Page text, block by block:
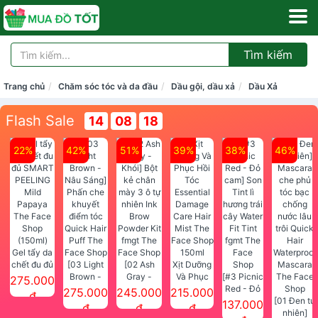
Tìm kiếm
Trang chủ Chăm sóc tóc và da đầu Dầu gội, dầu xả Dầu Xả
Flash Sale 14 08 17
22%
Gel tẩy da
chết đu đủ
SMART
PEELING
275.000
đ
42%
[03 Light
Brown -
Nâu Sáng]
Phấn che
275.000
đ
51%
[02 Ash
Gray -
Khói] Bột
kẻ chân
245.000
đ
39%
Xịt Dưỡng
Và Phục
Hồi Tóc
Essential
215.000
đ
38%
[#3 Picnic
Red - Đỏ
cam] Son
137.000
46%
[01 Đen tự
nhiên]